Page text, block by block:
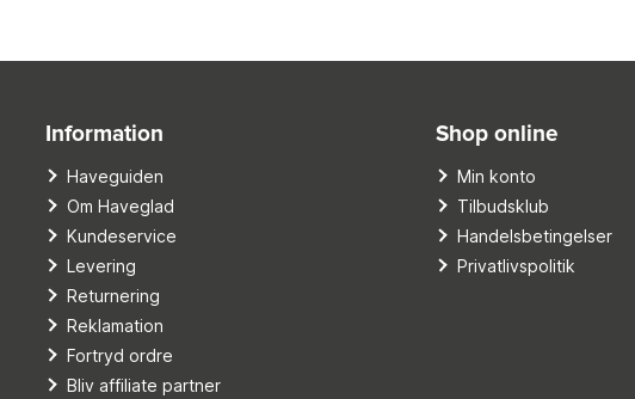
Information
Haveguiden
Om Haveglad
Kundeservice
Levering
Returnering
Reklamation
Fortryd ordre
Bliv affiliate partner
Shop online
Min konto
Tilbudsklub
Handelsbetingelser
Privatlivspolitik